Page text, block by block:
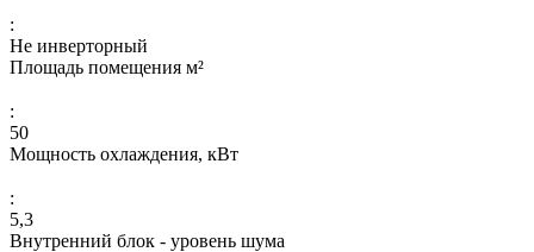
:
Не инверторный
Площадь помещения м²
:
50
Мощность охлаждения, кВт
:
5,3
Внутренний блок - уровень шума